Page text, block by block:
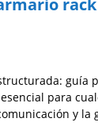
guía
para
y la